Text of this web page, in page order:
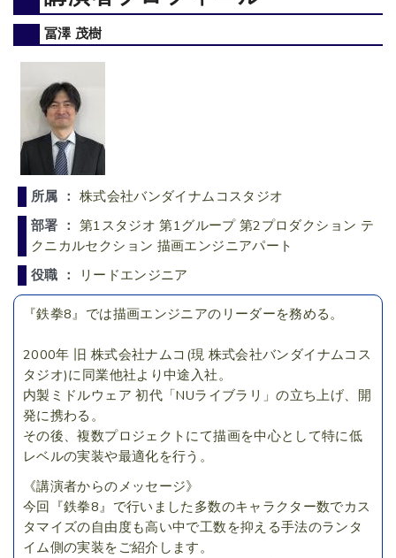
冨澤 茂樹
所属 ： 株式会社バンダイナムコスタジオ
部署 ： 第1スタジオ 第1グループ 第2プロダクション テ
クニカルセクション 描画エンジニアパート
役職 ：
リードエンジニア
『鉄拳8』では描画エンジニアのリーダーを務める。
2000年 旧 株式会社ナムコ(現 株式会社バンダイナムコス
タジオ)に同業他社より中途入社。
内製ミドルウェア 初代「NUライブラリ」の立ち上げ、開
発に携わる。
その後、複数プロジェクトにて描画を中心として特に低
レベルの実装や最適化を行う。
《講演者からのメッセージ》
今回『鉄拳8』で行いました多数のキャラクター数でカス
タマイズの自由度も高い中で工数を抑える手法のランタ
イム側の実装をご紹介します。